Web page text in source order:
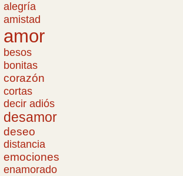
alegría
amistad
amor
besos
bonitas
corazón
cortas
decir adiós
desamor
deseo
distancia
emociones
enamorado